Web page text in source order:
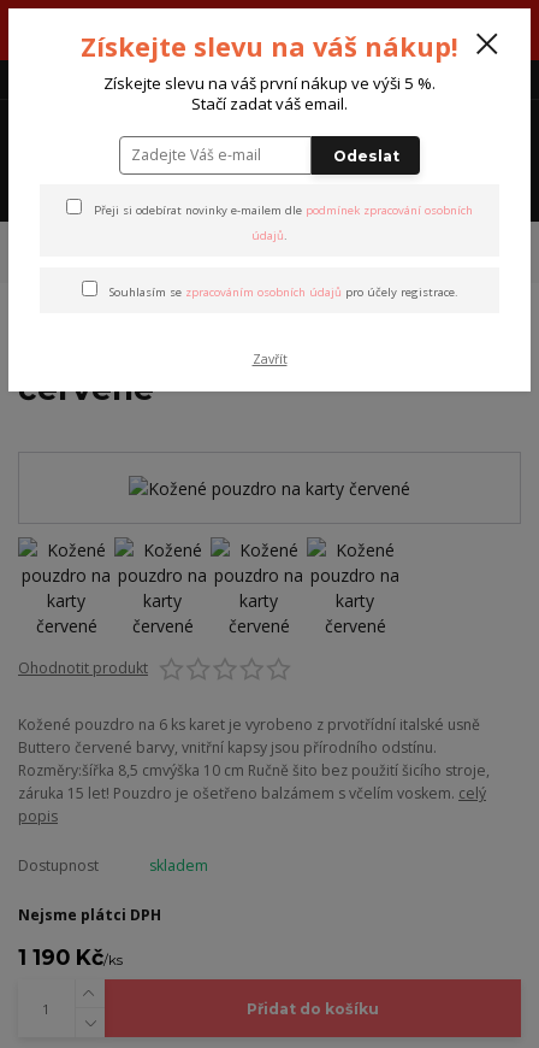
od 7:00 do 15:30 hodin.
CZK
Pouzdra na karty
Kožené pouzdro na karty
červené
Ohodnotit produkt
Kožené pouzdro na 6 ks karet je vyrobeno z prvotřídní italské usně
Buttero červené barvy, vnitřní kapsy jsou přírodního odstínu.
Rozměry:šířka 8,5 cmvýška 10 cm Ručně šito bez použití šicího stroje,
záruka 15 let! Pouzdro je ošetřeno balzámem s včelím voskem. celý
popis
Dostupnost skladem
Nejsme plátci DPH
1 190 Kč/ks
Přidat do košíku
Získejte slevu na váš nákup!
Získejte slevu na váš první nákup ve výši 5 %.
Stačí zadat váš email.
Odeslat
Přeji si odebírat novinky e-mailem dle podmínek zpracování osobních
údajů.
Souhlasím se zpracováním osobních údajů pro účely registrace.
Zavřít